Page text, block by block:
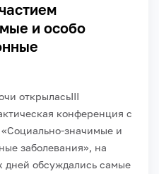
и особо
открыласьIII
конференция с
значимые и
заболевания», на
дней обсуждались самые